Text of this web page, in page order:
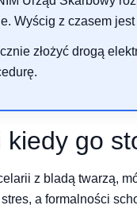
Wyścig z czasem jest
złożyć drogą
go
z bladą twarzą,
a formalności